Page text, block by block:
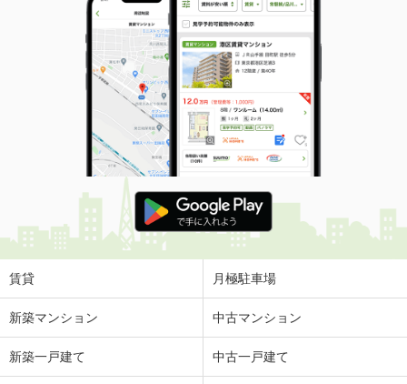
賃貸 月極駐車場
新築マンション 中古マンション
新築一戸建て 中古一戸建て